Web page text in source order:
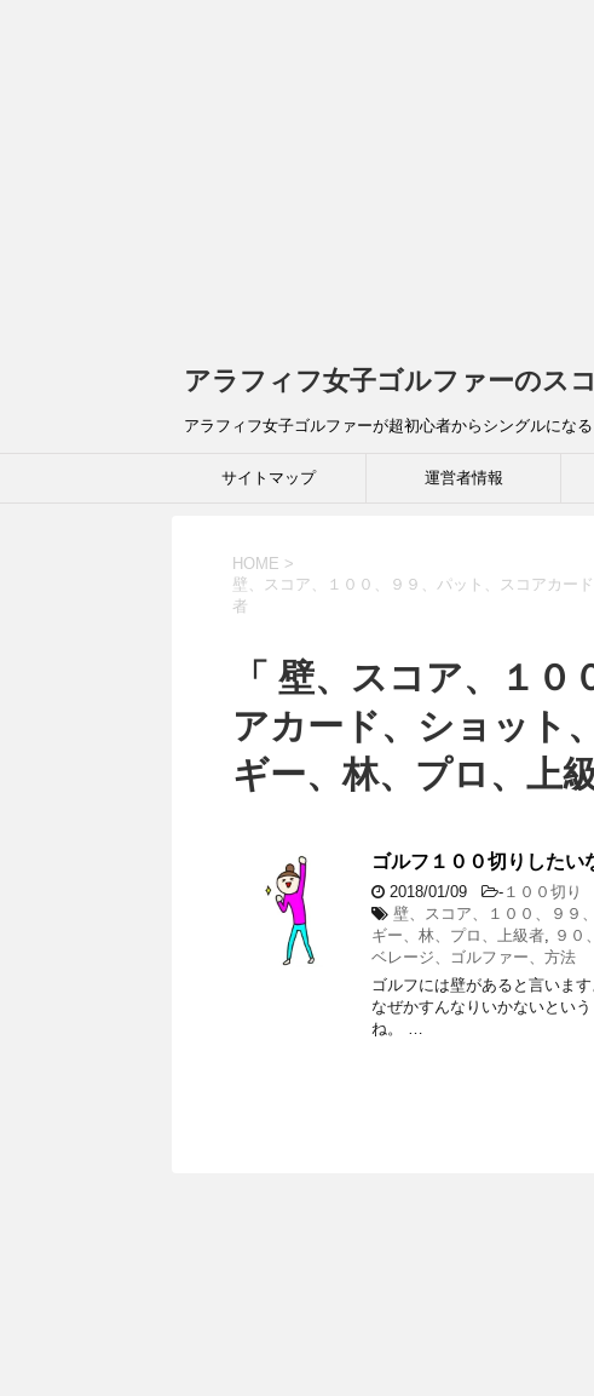
アラフィフ女子ゴルファーのス
アラフィフ女子ゴルファーが超初心者からシングルにな
サイトマップ 運営者情報
HOME >
壁、スコア、１００、９９、パット、スコアカー
者
「 壁、スコア、１
アカード、ショット
ギー、林、プロ、上
ゴルフ１００切りしたい
2018/01/09 - １００切り
壁、スコア、１００、９９
ギー、林、プロ、上級者, ９０
ベレージ、ゴルファー、方法
ゴルフには壁があると言いま
なぜかすんなりいかないとい
ね。 …